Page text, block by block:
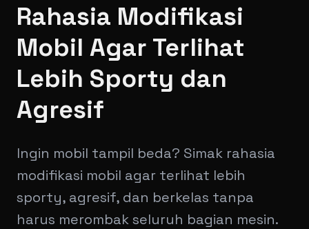
Rahasia Modifikasi
Mobil Agar Terlihat
Lebih Sporty dan
Agresif
Ingin mobil tampil beda? Simak rahasia
modifikasi mobil agar terlihat lebih
sporty, agresif, dan berkelas tanpa
harus merombak seluruh bagian mesin.